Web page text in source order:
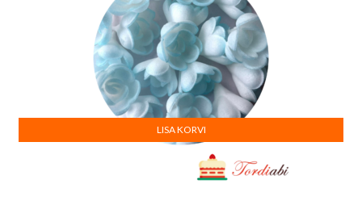
LISA KORVI